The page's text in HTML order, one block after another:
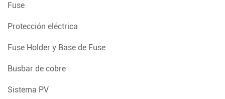
Fuse
Protección eléctrica
Fuse Holder y Base de Fuse
Busbar de cobre
Sistema PV